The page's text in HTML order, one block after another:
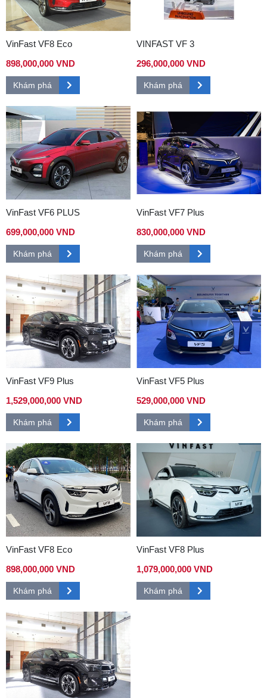
VinFast VF8 Eco
898,000,000 VND
Khám phá
VINFAST VF 3
296,000,000 VND
Khám phá
VinFast VF6 PLUS
699,000,000 VND
Khám phá
VinFast VF7 Plus
830,000,000 VND
Khám phá
VinFast VF9 Plus
1,529,000,000 VND
Khám phá
VinFast VF5 Plus
529,000,000 VND
Khám phá
VinFast VF8 Eco
898,000,000 VND
Khám phá
VinFast VF8 Plus
1,079,000,000 VND
Khám phá